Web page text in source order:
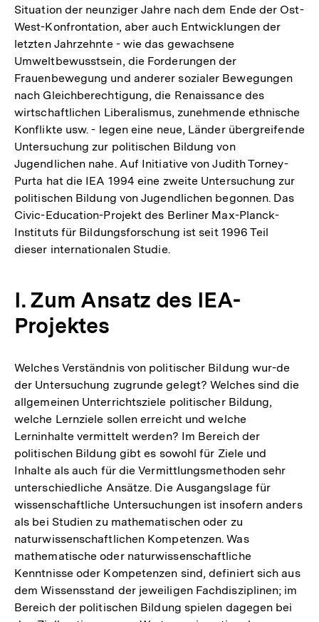
Situation der neunziger Jahre nach dem Ende der Ost-
West-Konfrontation, aber auch Entwicklungen der
letzten Jahrzehnte - wie das gewachsene
Umweltbewusstsein, die Forderungen der
Frauenbewegung und anderer sozialer Bewegungen
nach Gleichberechtigung, die Renaissance des
wirtschaftlichen Liberalismus, zunehmende ethnische
Konflikte usw. - legen eine neue, Länder übergreifende
Untersuchung zur politischen Bildung von
Jugendlichen nahe. Auf Initiative von Judith Torney-
Purta hat die IEA 1994 eine zweite Untersuchung zur
politischen Bildung von Jugendlichen begonnen. Das
Civic-Education-Projekt des Berliner Max-Planck-
Instituts für Bildungsforschung ist seit 1996 Teil
dieser internationalen Studie.
I. Zum Ansatz des IEA-
Projektes
Welches Verständnis von politischer Bildung wur-de
der Untersuchung zugrunde gelegt? Welches sind die
allgemeinen Unterrichtsziele politischer Bildung,
welche Lernziele sollen erreicht und welche
Lerninhalte vermittelt werden? Im Bereich der
politischen Bildung gibt es sowohl für Ziele und
Inhalte als auch für die Vermittlungsmethoden sehr
unterschiedliche Ansätze. Die Ausgangslage für
wissenschaftliche Untersuchungen ist insofern anders
als bei Studien zu mathematischen oder zu
naturwissenschaftlichen Kompetenzen. Was
mathematische oder naturwissenschaftliche
Kenntnisse oder Kompetenzen sind, definiert sich aus
dem Wissensstand der jeweiligen Fachdisziplinen; im
Bereich der politischen Bildung spielen dagegen bei